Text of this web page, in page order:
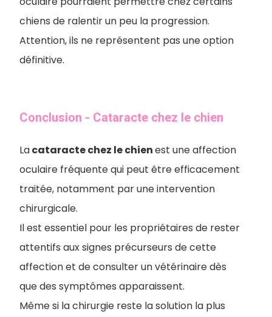
chiens de ralentir un peu la progression.
Attention, ils ne représentent pas une option
définitive.
Conclusion - Cataracte chez le chien
Lacataracte chez le chienest une affection
oculaire fréquente qui peut être efficacement
traitée, notamment par une intervention
chirurgicale.
Il est essentiel pour les propriétaires de rester
attentifs aux signes précurseurs de cette
affection et de consulter un vétérinaire dès
que des symptômes apparaissent.
Même si la chirurgie reste la solution la plus